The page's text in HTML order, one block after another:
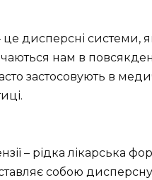
це дисперсні системи,
нам в
застосовують в
– рідка лікарська
собою